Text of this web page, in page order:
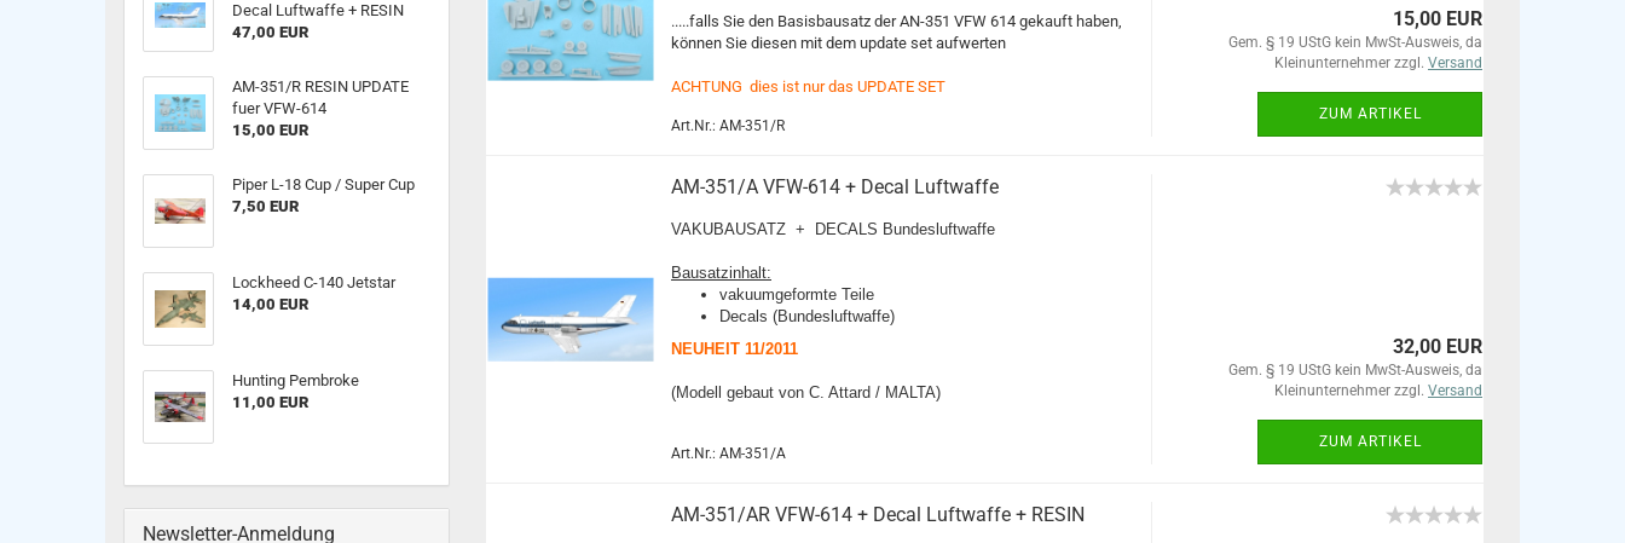
.....falls Sie den Basisbausatz der AN-351 VFW 614 gekauft haben,
können Sie diesen mit dem update set aufwerten
ACHTUNG dies ist nur das UPDATE SET
Art.Nr.: AM-351/R
15,00 EUR
Gem. § 19 UStG kein MwSt-Ausweis, da
Kleinunternehmer zzgl. Versand
ZUM ARTIKEL
AM-351/A VFW-614 + Decal Luftwaffe
VAKUBAUSATZ + DECALS Bundesluftwaffe
Bausatzinhalt:
vakuumgeformte Teile
Decals (Bundesluftwaffe)
NEUHEIT 11/2011
(Modell gebaut von C. Attard / MALTA)
Art.Nr.: AM-351/A
32,00 EUR
Gem. § 19 UStG kein MwSt-Ausweis, da
Kleinunternehmer zzgl. Versand
ZUM ARTIKEL
AM-351/AR VFW-614 + Decal Luftwaffe + RESIN
Decal Luftwaffe + RESIN
47,00 EUR
AM-351/R RESIN UPDATE
fuer VFW-614
15,00 EUR
Piper L-18 Cup / Super Cup
7,50 EUR
Lockheed C-140 Jetstar
14,00 EUR
Hunting Pembroke
11,00 EUR
Newsletter-Anmeldung